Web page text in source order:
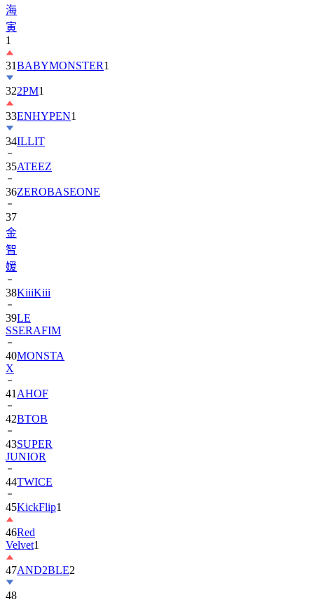
海
寅
1
31BABYMONSTER1
322PM1
33ENHYPEN1
34ILLIT
35ATEEZ
36ZEROBASEONE
37
金
智
媛
38KiiiKiii
39LE
SSERAFIM
40MONSTA
X
41 AHOF
42BTOB
43SUPER
JUNIOR
44TWICE
45KickFlip1
46Red
Velvet1
47AND2BLE2
48